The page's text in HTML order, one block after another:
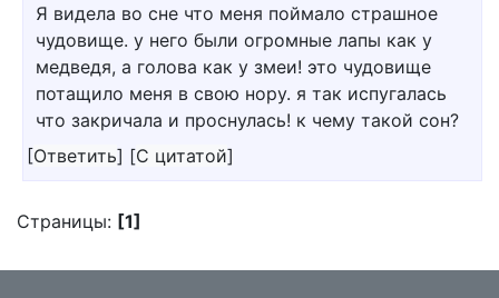
Я видела во сне что меня поймало страшное
чудовище. у него были огромные лапы как у
медведя, а голова как у змеи! это чудовище
потащило меня в свою нору. я так испугалась
что закричала и проснулась! к чему такой сон?
[Ответить] [С цитатой]
Страницы: [1]